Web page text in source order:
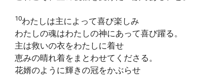
10わたしは主によって喜び楽しみ
わたしの魂はわたしの神にあって喜び躍る。
主は救いの衣をわたしに着せ
恵みの晴れ着をまとわせてくださる。
花婿のように輝きの冠をかぶらせ